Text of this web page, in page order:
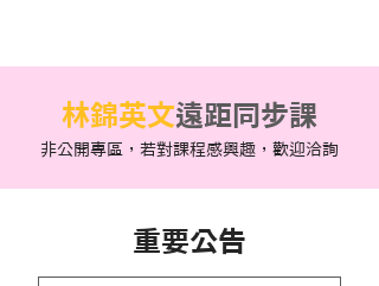
林錦英文遠距同步課
非公開專區，若對課程感興趣，歡迎洽詢
重要公告